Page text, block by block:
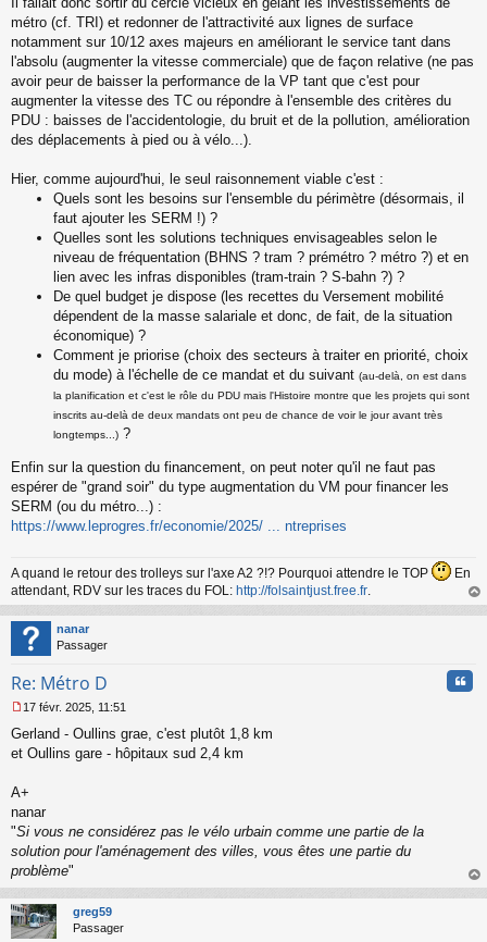
métro (cf. TRI) et redonner de l'attractivité aux lignes de surface
notamment sur 10/12 axes majeurs en améliorant le service tant dans
l'absolu (augmenter la vitesse commerciale) que de façon relative (ne pas
avoir peur de baisser la performance de la VP tant que c'est pour
augmenter la vitesse des TC ou répondre à l'ensemble des critères du
PDU : baisses de l'accidentologie, du bruit et de la pollution, amélioration
des déplacements à pied ou à vélo...).
Hier, comme aujourd'hui, le seul raisonnement viable c'est :
Quels sont les besoins sur l'ensemble du périmètre (désormais, il
faut ajouter les SERM !) ?
Quelles sont les solutions techniques envisageables selon le
niveau de fréquentation (BHNS ? tram ? prémétro ? métro ?) et en
lien avec les infras disponibles (tram-train ? S-bahn ?) ?
De quel budget je dispose (les recettes du Versement mobilité
dépendent de la masse salariale et donc, de fait, de la situation
économique) ?
Comment je priorise (choix des secteurs à traiter en priorité, choix
du mode) à l'échelle de ce mandat et du suivant (au-delà, on est dans
la planification et c'est le rôle du PDU mais l'Histoire montre que les projets qui sont
inscrits au-delà de deux mandats ont peu de chance de voir le jour avant très
longtemps...) ?
Enfin sur la question du financement, on peut noter qu'il ne faut pas
espérer de "grand soir" du type augmentation du VM pour financer les
SERM (ou du métro...) :
https://www.leprogres.fr/economie/2025/ ... ntreprises
A quand le retour des trolleys sur l'axe A2 ?!? Pourquoi attendre le TOP
En
attendant, RDV sur les traces du FOL: http://folsaintjust.free.fr.
au
nanar
Passager
Re: Métro D
e
s
g
e
n
o
n
u
17 févr. 2025, 11:51
Gerland - Oullins grae, c'est plutôt 1,8 km
et Oullins gare - hôpitaux sud 2,4 km
A+
nanar
"Si vous ne considérez pas le vélo urbain comme une partie de la
solution pour l'aménagement des villes, vous êtes une partie du
problème"
au
greg59
Passager